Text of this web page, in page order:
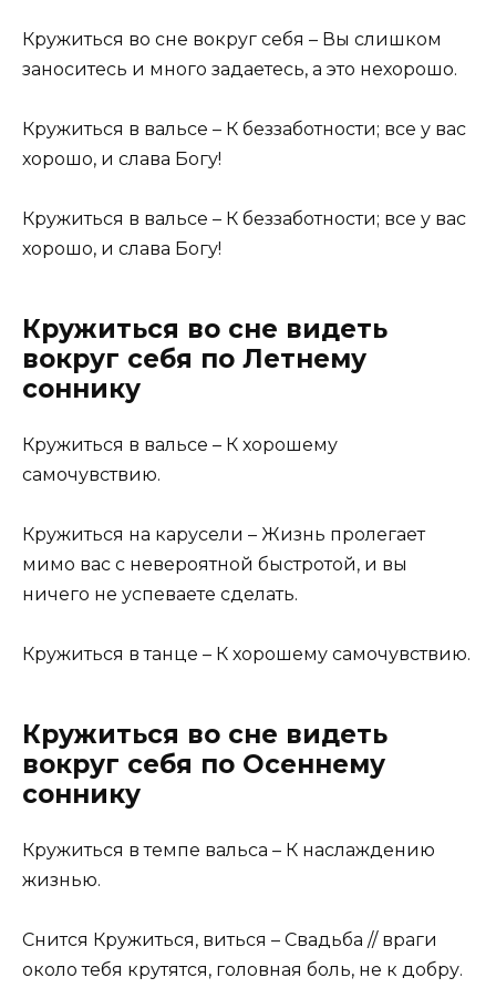
Кружиться во сне вокруг себя – Вы слишком
заноситесь и много задаетесь, а это нехорошо.
Кружиться в вальсе – К беззаботности; все у вас
хорошо, и слава Богу!
Кружиться в вальсе – К беззаботности; все у вас
хорошо, и слава Богу!
Кружиться во сне видеть
вокруг себя по Летнему
соннику
Кружиться в вальсе – К хорошему
самочувствию.
Кружиться на карусели – Жизнь пролегает
мимо вас с невероятной быстротой, и вы
ничего не успеваете сделать.
Кружиться в танце – К хорошему самочувствию.
Кружиться во сне видеть
вокруг себя по Осеннему
соннику
Кружиться в темпе вальса – К наслаждению
жизнью.
Снится Кружиться, виться – Свадьба // враги
около тебя крутятся, головная боль, не к добру.